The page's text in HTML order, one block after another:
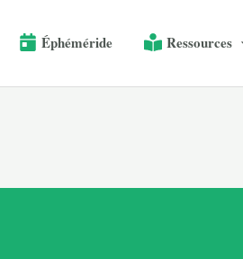
Éphéméride Ressources